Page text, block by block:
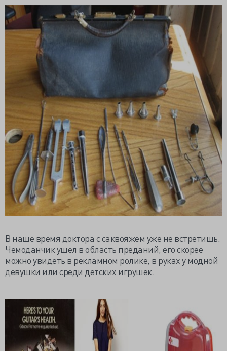
В наше время доктора с саквояжем уже не встретишь.
Чемоданчик ушел в область преданий, его скорее
можно увидеть в рекламном ролике, в руках у модной
девушки или среди детских игрушек.